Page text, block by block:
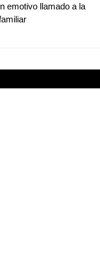
emotivo llamado a la